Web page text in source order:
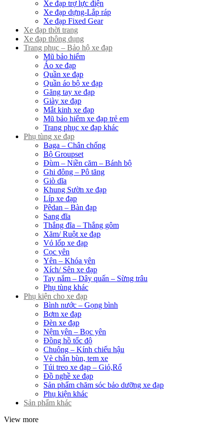
Xe đạp trợ lực điện
Xe đạp dựng-Lắp ráp
Xe đạp Fixed Gear
Xe đạp thời trang
Xe đạp thông dụng
Trang phục – Bảo hộ xe đạp
Mũ bảo hiểm
Áo xe đạp
Quần xe đạp
Quần áo bộ xe đạp
Găng tay xe đạp
Giày xe đạp
Mắt kinh xe đạp
Mũ bảo hiểm xe đạp trẻ em
Trang phục xe đạp khác
Phụ tùng xe đạp
Baga – Chân chống
Bộ Groupset
Đùm – Niền căm – Bánh bộ
Ghi đông – Pô tăng
Giò dĩa
Khung Sườn xe đạp
Líp xe đạp
Pêdan – Bàn đạp
Sang đĩa
Thắng đĩa – Thắng gôm
Xăm/ Ruột xe đạp
Vỏ lốp xe đạp
Cọc yên
Yên – Khóa yên
Xích/ Sên xe đạp
Tay nắm – Dây quấn – Sừng trâu
Phụ tùng khác
Phụ kiện cho xe đạp
Bình nước – Gọng bình
Bơm xe đạp
Đèn xe đạp
Nệm yên – Bọc yên
Đồng hồ tốc độ
Chuông – Kính chiếu hậu
Vè chắn bùn, tem xe
Túi treo xe đạp – Giỏ,Rổ
Đồ nghề xe đạp
Sản phẩm chăm sóc bảo dưỡng xe đạp
Phụ kiện khác
Sản phẩm khác
View more